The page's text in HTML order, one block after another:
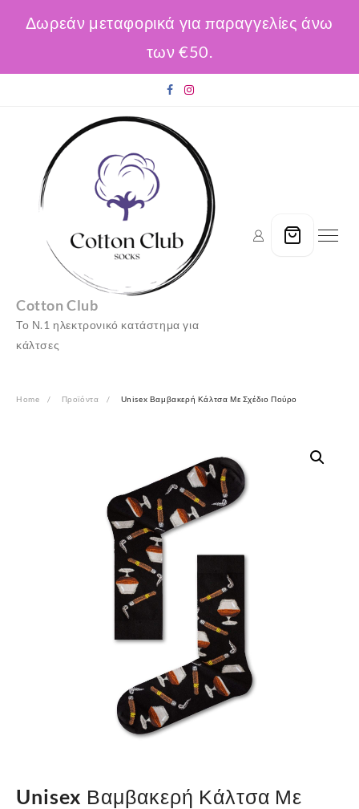
Δωρεάν μεταφορικά για παραγγελίες άνω
των €50.
Cotton Club
Το Ν.1 ηλεκτρονικό κατάστημα για
κάλτσες
Home Προϊόντα Unisex Βαμβακερή Κάλτσα Με Σχέδιο Πούρο
Unisex Βαμβακερή Κάλτσα Με